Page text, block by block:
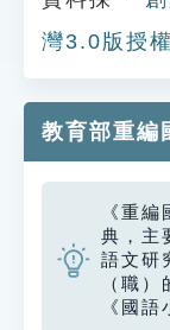
灣3.0版授
教育部重編
《重
典，主
語文研
（職
《國